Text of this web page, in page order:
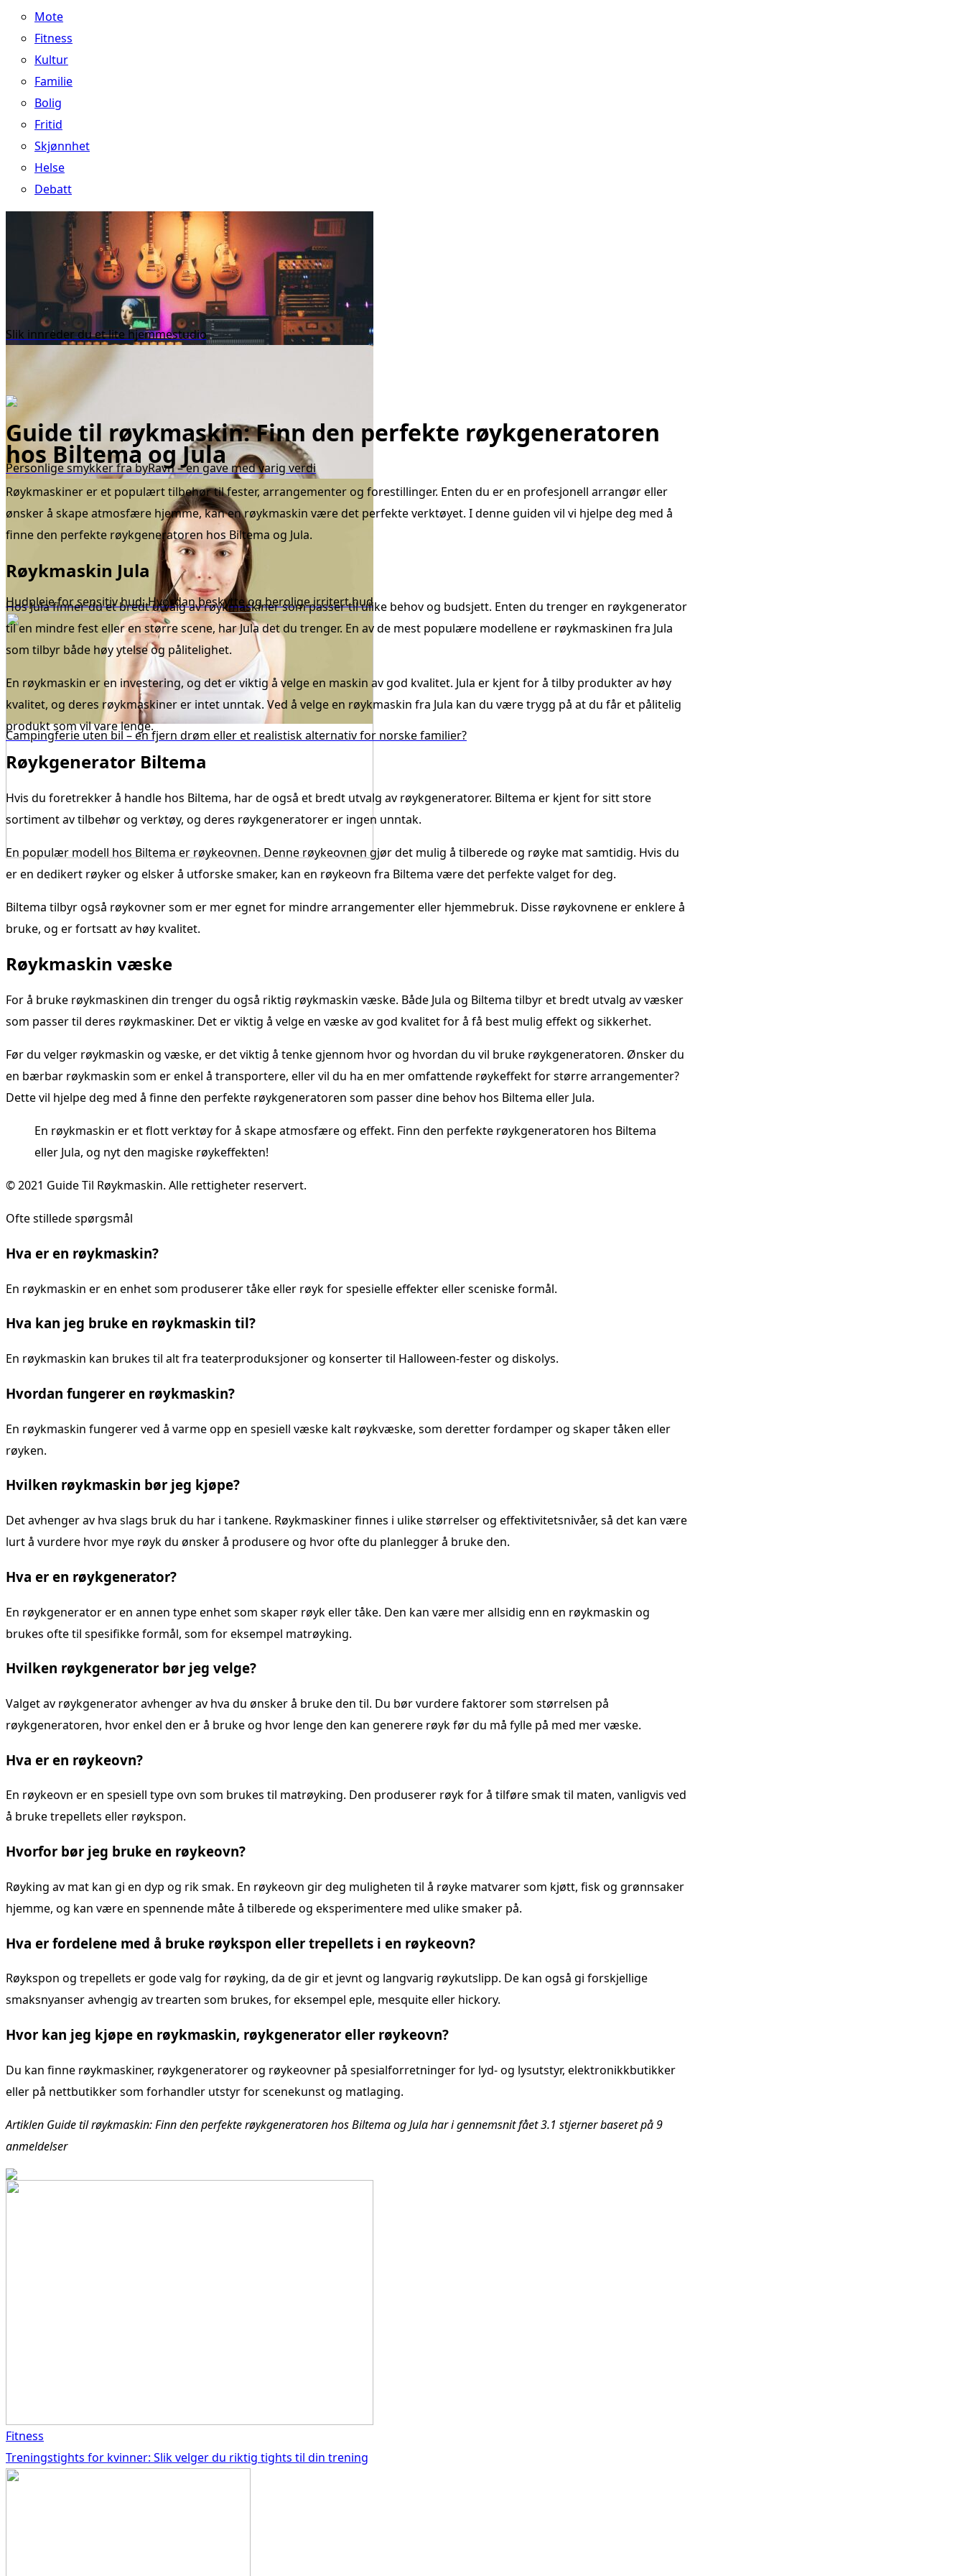
Mote
Fitness
Kultur
Familie
Bolig
Fritid
Skjønnhet
Helse
Debatt
Slik innreder du et lite hjemmestudio
Personlige smykker fra byRavn – en gave med varig verdi
Hudpleie for sensitiv hud: Hvordan beskytte og berolige irritert hud
Campingferie uten bil – en fjern drøm eller et realistisk alternativ for norske familier?
Guide til røykmaskin: Finn den perfekte røykgeneratoren
hos Biltema og Jula
Røykmaskiner er et populært tilbehør til fester, arrangementer og forestillinger. Enten du er en profesjonell arrangør eller
ønsker å skape atmosfære hjemme, kan en røykmaskin være det perfekte verktøyet. I denne guiden vil vi hjelpe deg med å
finne den perfekte røykgeneratoren hos Biltema og Jula.
Røykmaskin Jula
Hos Jula finner du et bredt utvalg av røykmaskiner som passer til ulike behov og budsjett. Enten du trenger en røykgenerator
til en mindre fest eller en større scene, har Jula det du trenger. En av de mest populære modellene er røykmaskinen fra Jula
som tilbyr både høy ytelse og pålitelighet.
En røykmaskin er en investering, og det er viktig å velge en maskin av god kvalitet. Jula er kjent for å tilby produkter av høy
kvalitet, og deres røykmaskiner er intet unntak. Ved å velge en røykmaskin fra Jula kan du være trygg på at du får et pålitelig
produkt som vil vare lenge.
Røykgenerator Biltema
Hvis du foretrekker å handle hos Biltema, har de også et bredt utvalg av røykgeneratorer. Biltema er kjent for sitt store
sortiment av tilbehør og verktøy, og deres røykgeneratorer er ingen unntak.
En populær modell hos Biltema er røykeovnen. Denne røykeovnen gjør det mulig å tilberede og røyke mat samtidig. Hvis du
er en dedikert røyker og elsker å utforske smaker, kan en røykeovn fra Biltema være det perfekte valget for deg.
Biltema tilbyr også røykovner som er mer egnet for mindre arrangementer eller hjemmebruk. Disse røykovnene er enklere å
bruke, og er fortsatt av høy kvalitet.
Røykmaskin væske
For å bruke røykmaskinen din trenger du også riktig røykmaskin væske. Både Jula og Biltema tilbyr et bredt utvalg av væsker
som passer til deres røykmaskiner. Det er viktig å velge en væske av god kvalitet for å få best mulig effekt og sikkerhet.
Før du velger røykmaskin og væske, er det viktig å tenke gjennom hvor og hvordan du vil bruke røykgeneratoren. Ønsker du
en bærbar røykmaskin som er enkel å transportere, eller vil du ha en mer omfattende røykeffekt for større arrangementer?
Dette vil hjelpe deg med å finne den perfekte røykgeneratoren som passer dine behov hos Biltema eller Jula.
En røykmaskin er et flott verktøy for å skape atmosfære og effekt. Finn den perfekte røykgeneratoren hos Biltema
eller Jula, og nyt den magiske røykeffekten!
© 2021 Guide Til Røykmaskin. Alle rettigheter reservert.
Ofte stillede spørgsmål
Hva er en røykmaskin?
En røykmaskin er en enhet som produserer tåke eller røyk for spesielle effekter eller sceniske formål.
Hva kan jeg bruke en røykmaskin til?
En røykmaskin kan brukes til alt fra teaterproduksjoner og konserter til Halloween-fester og diskolys.
Hvordan fungerer en røykmaskin?
En røykmaskin fungerer ved å varme opp en spesiell væske kalt røykvæske, som deretter fordamper og skaper tåken eller
røyken.
Hvilken røykmaskin bør jeg kjøpe?
Det avhenger av hva slags bruk du har i tankene. Røykmaskiner finnes i ulike størrelser og effektivitetsnivåer, så det kan være
lurt å vurdere hvor mye røyk du ønsker å produsere og hvor ofte du planlegger å bruke den.
Hva er en røykgenerator?
En røykgenerator er en annen type enhet som skaper røyk eller tåke. Den kan være mer allsidig enn en røykmaskin og
brukes ofte til spesifikke formål, som for eksempel matrøyking.
Hvilken røykgenerator bør jeg velge?
Valget av røykgenerator avhenger av hva du ønsker å bruke den til. Du bør vurdere faktorer som størrelsen på
røykgeneratoren, hvor enkel den er å bruke og hvor lenge den kan generere røyk før du må fylle på med mer væske.
Hva er en røykeovn?
En røykeovn er en spesiell type ovn som brukes til matrøyking. Den produserer røyk for å tilføre smak til maten, vanligvis ved
å bruke trepellets eller røykspon.
Hvorfor bør jeg bruke en røykeovn?
Røyking av mat kan gi en dyp og rik smak. En røykeovn gir deg muligheten til å røyke matvarer som kjøtt, fisk og grønnsaker
hjemme, og kan være en spennende måte å tilberede og eksperimentere med ulike smaker på.
Hva er fordelene med å bruke røykspon eller trepellets i en røykeovn?
Røykspon og trepellets er gode valg for røyking, da de gir et jevnt og langvarig røykutslipp. De kan også gi forskjellige
smaksnyanser avhengig av trearten som brukes, for eksempel eple, mesquite eller hickory.
Hvor kan jeg kjøpe en røykmaskin, røykgenerator eller røykeovn?
Du kan finne røykmaskiner, røykgeneratorer og røykeovner på spesialforretninger for lyd- og lysutstyr, elektronikkbutikker
eller på nettbutikker som forhandler utstyr for scenekunst og matlaging.
Artiklen Guide til røykmaskin: Finn den perfekte røykgeneratoren hos Biltema og Jula har i gennemsnit fået3.1 stjerner baseret på9
anmeldelser
Fitness
Treningstights for kvinner: Slik velger du riktig tights til din trening